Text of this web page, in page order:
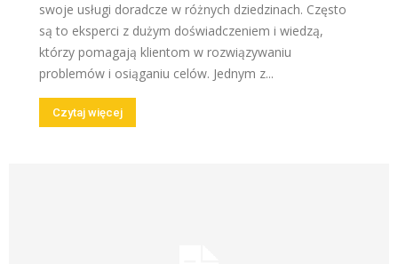
swoje usługi doradcze w różnych dziedzinach. Często
są to eksperci z dużym doświadczeniem i wiedzą,
którzy pomagają klientom w rozwiązywaniu
problemów i osiąganiu celów. Jednym z...
Czytaj więcej